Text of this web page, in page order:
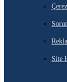
Site